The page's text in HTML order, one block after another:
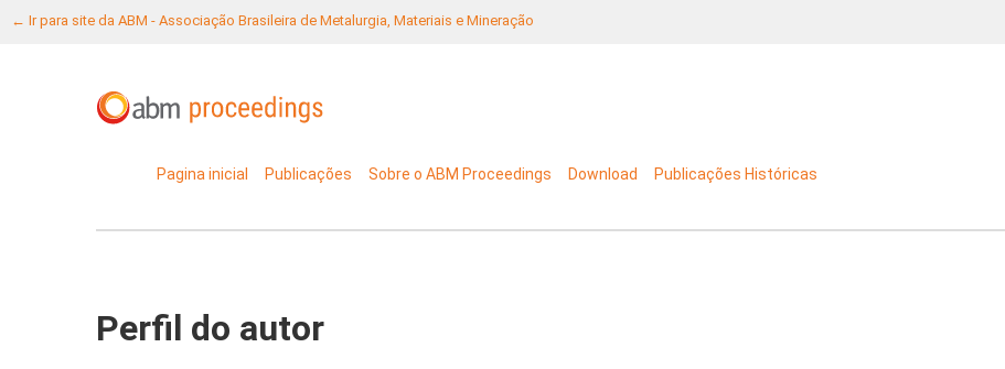
← Ir para site da ABM - Associação Brasileira de Metalurgia, Materiais e Mineração
Pagina inicial Publicações Sobre o ABM Proceedings Download Publicações Históricas
Perfil do autor